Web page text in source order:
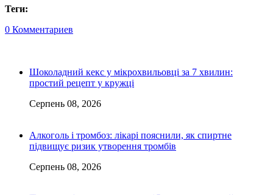
Теги:
0 Комментариев
Шоколадний кекс у мікрохвильовці за 7 хвилин:
простий рецепт у кружці
Серпень 08, 2026
Алкоголь і тромбоз: лікарі пояснили, як спиртне
підвищує ризик утворення тромбів
Серпень 08, 2026